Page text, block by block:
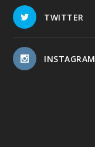
TWITTER
INSTAGRAM